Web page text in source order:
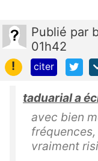
Publié par
01h42
!
citer
taduarial a
avec bien
vraiment